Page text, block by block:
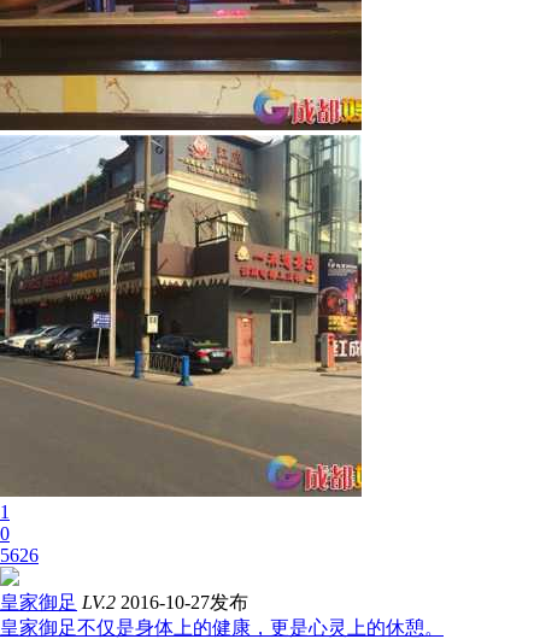
1
0
5626
皇家御足 LV.2 2016-10-27发布
皇家御足不仅是身体上的健康，更是心灵上的休憩。